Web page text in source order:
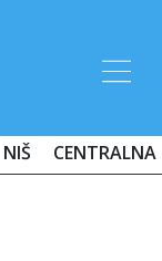
NIŠ CENTRALNA